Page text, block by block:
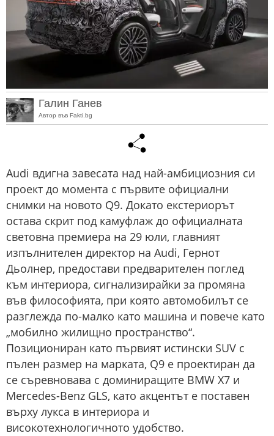
Галин Ганев
Автор във Fakti.bg
Audi вдигна завесата над най-амбициозния си
проект до момента с първите официални
снимки на новото Q9. Докато екстериорът
остава скрит под камуфлаж до официалната
световна премиера на 29 юли, главният
изпълнителен директор на Audi, Гернот
Дьолнер, предостави предварителен поглед
към интериора, сигнализирайки за промяна
във философията, при която автомобилът се
разглежда по-малко като машина и повече като
„мобилно жилищно пространство“.
Позициониран като първият истински SUV с
пълен размер на марката, Q9 е проектиран да
се съревновава с доминиращите BMW X7 и
Mercedes-Benz GLS, като акцентът е поставен
върху лукса в интериора и
високотехнологичното удобство.